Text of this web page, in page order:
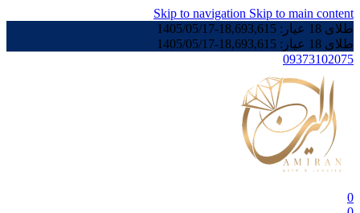
Skip to navigation Skip to main content
طلای 18 عیار:
18,693,615
-
1405/05/17
طلای 18 عیار:
18,693,615
-
1405/05/17
09373102075
0